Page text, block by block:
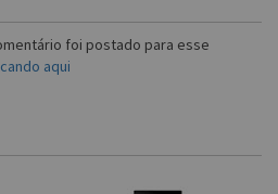
foi postado para esse
aqui